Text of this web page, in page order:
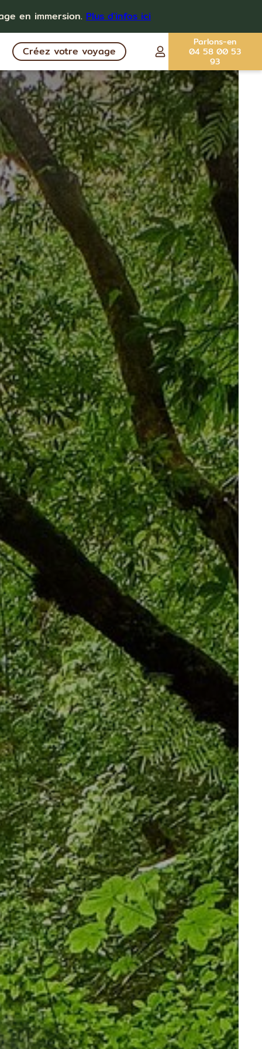
en immersion. Plus d'infos ici
Créez votre voyage
Parlons-en
04 58 00 53
93